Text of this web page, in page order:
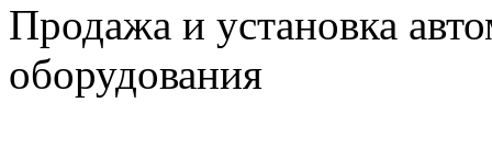
Продажа и установка
оборудования